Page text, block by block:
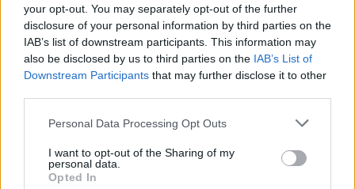
your opt-out. You may separately opt-out of the further
disclosure of your personal information by third parties on the
IAB’s list of downstream participants. This information may
also be disclosed by us to third parties on the IAB’s List of
Downstream Participants that may further disclose it to other
Personal Data Processing Opt Outs
I want to opt-out of the Sharing of my
personal data.
Opted In